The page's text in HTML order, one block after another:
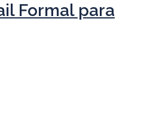
Formal para